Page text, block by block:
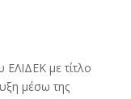
ΕΛΙΔΕΚ με τίτλο
μέσω της